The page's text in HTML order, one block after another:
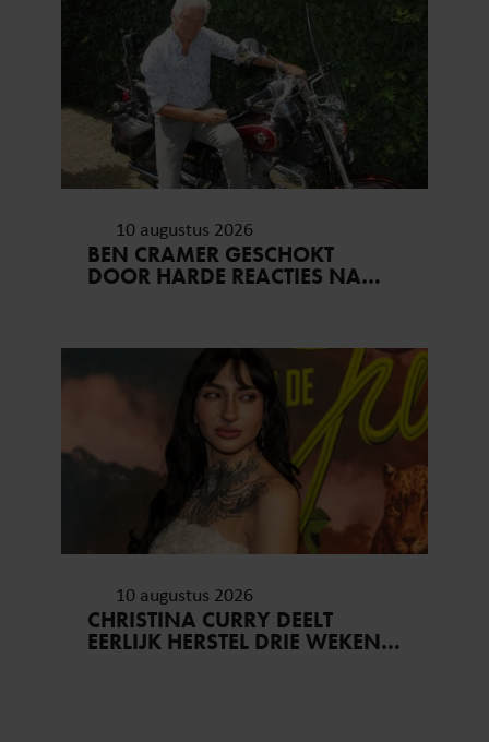
gaat akkoord met onze cookies als u onze website blijft
10 augustus 2026
BEN CRAMER GESCHOKT
DOOR HARDE REACTIES NA
10 augustus 2026
CHRISTINA CURRY DEELT
EERLIJK HERSTEL DRIE WEKEN